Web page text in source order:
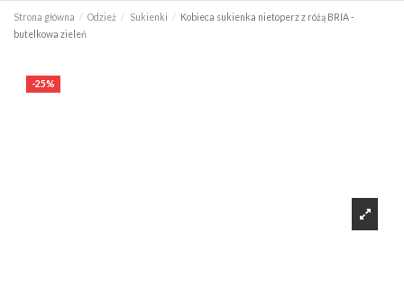
Strona główna Odzież Sukienki
Kobieca sukienka nietoperz z różą BRIA -
butelkowa zieleń
-25%